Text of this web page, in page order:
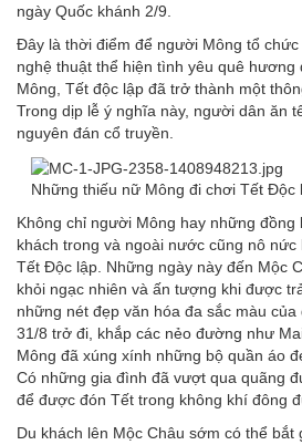
ngày Quốc khánh 2/9.
Đây là thời điểm để người Mông tổ
nghệ thuật thể hiện tình yêu quê
Mông, Tết độc lập đã trở thành một
Trong dịp lễ ý nghĩa này, người dân ăn
nguyên đán cổ truyền.
Những thiếu nữ Mông đi chơi Tết Độc
Không chỉ người Mông hay những đồng
khách trong và ngoài nước cũng nô
Tết Độc lập. Những ngày này đến Mộc
khỏi ngạc nhiên và ấn tượng khi được
những nét đẹp văn hóa đa sắc màu
31/8 trở đi, khắp các nẻo đường như
Mông đã xúng xính những bộ quần áo
Có những gia đình đã vượt qua quãng
để được đón Tết trong không khí đông
Du khách lên Mộc Châu sớm có thể bắt